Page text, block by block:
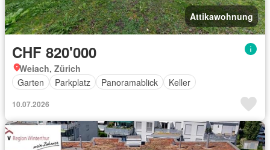
Attikawohnung
CHF 820'000
Weiach, Zürich
Garten
Parkplatz Panoramablick Keller
10.07.2026